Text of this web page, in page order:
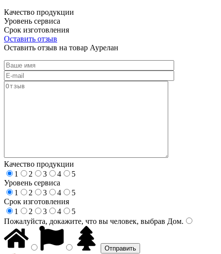
Качество продукции
Уровень сервиса
Срок изготовления
Оставить отзыв
Оставить отзыв на товар Аурелан
Качество продукции
1
2 3 4
5
Уровень сервиса
1
2 3 4
5
Срок изготовления
1
2 3 4
5
Пожалуйста, докажите, что вы человек, выбрав Дом.